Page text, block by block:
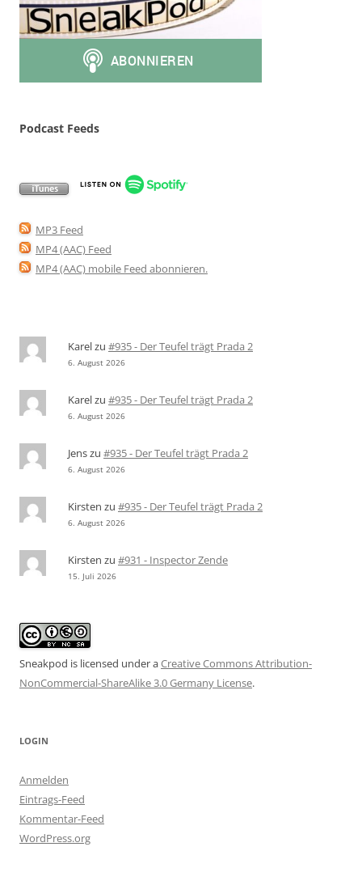
Podcast Feeds
MP3 Feed
MP4 (AAC) Feed
MP4 (AAC) mobile Feed abonnieren.
Karelzu #935 - Der Teufel trägt Prada 2
6. August 2026
Karelzu #935 - Der Teufel trägt Prada 2
6. August 2026
Jenszu #935 - Der Teufel trägt Prada 2
6. August 2026
Kirsten zu #935 - Der Teufel trägt Prada 2
6. August 2026
Kirsten zu #931 - Inspector Zende
15. Juli 2026
Sneakpod is licensed under aCreative Commons Attribution-
NonCommercial-ShareAlike 3.0 Germany License.
LOGIN
Anmelden
Eintrags-Feed
Kommentar-Feed
WordPress.org